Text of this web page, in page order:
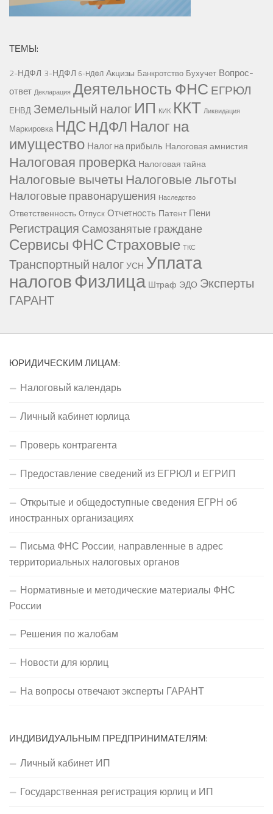
ТЕМЫ:
2-НДФЛ 3-НДФЛ 6-НДФЛ Акцизы Банкротство Бухучет Вопрос-
ответ Декларация Деятельность ФНС ЕГРЮЛ
ЕНВД Земельный налог ИП КИК ККТ Ликвидация
Маркировка НДС НДФЛ Налог на
имущество Налог на прибыль Налоговая амнистия
Налоговая проверка Налоговая тайна
Налоговые вычетыНалоговые льготы
Налоговые правонарушения Наследство
Ответственность Отпуск Отчетность Патент Пени
Регистрация Самозанятые граждане
Сервисы ФНССтраховые ТКС
Транспортный налогУСН Уплата
налоговФизлица Штраф ЭДО Эксперты
ГАРАНТ
ЮРИДИЧЕСКИМ ЛИЦАМ:
Налоговый календарь
Личный кабинет юрлица
Проверь контрагента
Предоставление сведений из ЕГРЮЛ и ЕГРИП
Открытые и общедоступные сведения ЕГРН об
иностранных организациях
Письма ФНС России, направленные в адрес
территориальных налоговых органов
Нормативные и методические материалы ФНС
России
Решения по жалобам
Новости для юрлиц
На вопросы отвечают эксперты ГАРАНТ
ИНДИВИДУАЛЬНЫМ ПРЕДПРИНИМАТЕЛЯМ:
Личный кабинет ИП
Государственная регистрация юрлиц и ИП